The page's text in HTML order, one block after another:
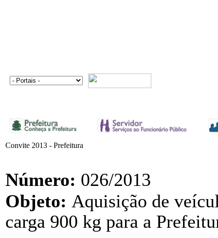
Convite 2013 - Prefeitura
Número: 026/2013
Objeto: Aquisição de
carga 900 kg para a